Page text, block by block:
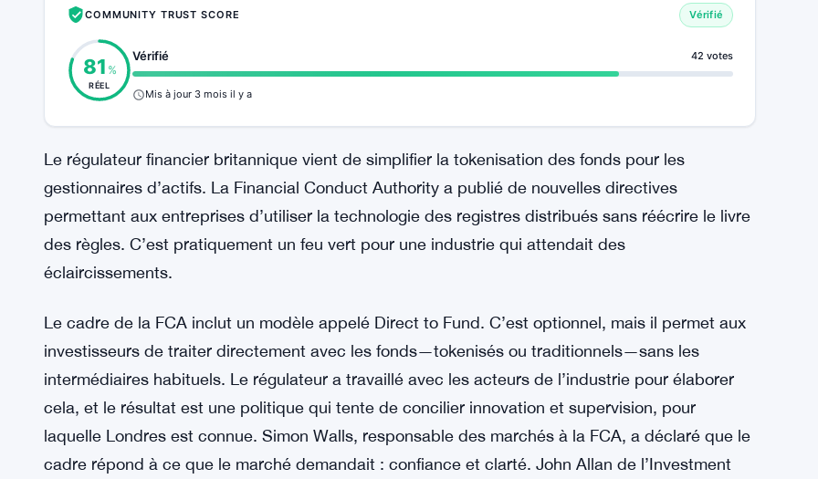
COMMUNITY TRUST SCORE Vérifié
81 %
RÉEL
Vérifié 42 votes
Mis à jour 3 mois il y a
Le régulateur financier britannique vient de simplifier la tokenisation des fonds pour les
gestionnaires d’actifs. La Financial Conduct Authority a publié de nouvelles directives
permettant aux entreprises d’utiliser la technologie des registres distribués sans réécrire le livre
des règles. C’est pratiquement un feu vert pour une industrie qui attendait des
éclaircissements.
Le cadre de la FCA inclut un modèle appelé Direct to Fund. C’est optionnel, mais il permet aux
investisseurs de traiter directement avec les fonds—tokenisés ou traditionnels—sans les
intermédiaires habituels. Le régulateur a travaillé avec les acteurs de l’industrie pour élaborer
cela, et le résultat est une politique qui tente de concilier innovation et supervision, pour
laquelle Londres est connue. Simon Walls, responsable des marchés à la FCA, a déclaré que le
cadre répond à ce que le marché demandait : confiance et clarté. John Allan de l’Investment